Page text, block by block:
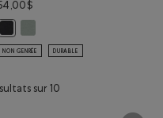
NON GENRÉE DURABLE
sur 10